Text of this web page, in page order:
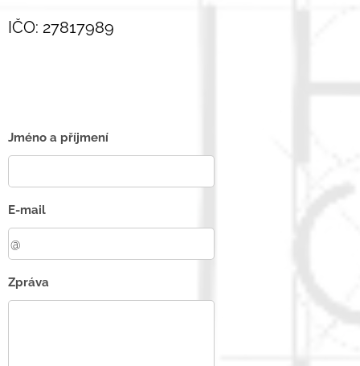
IČO: 27817989
Jméno a příjmení
E-mail
Zpráva